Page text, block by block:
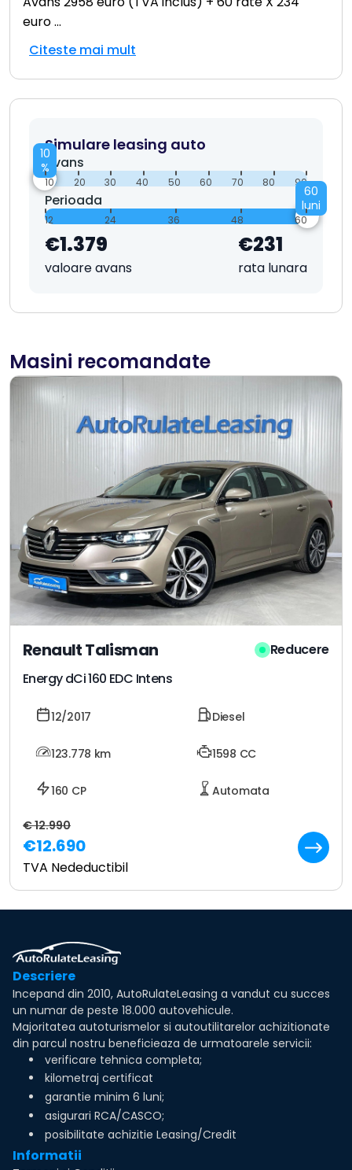
euro...
Citeste mai mult
Simulare leasing auto
Avans
10
%
10 20 30 40 50 60 70 80 90
Perioada
60
luni
12 24 36 48 60
€1.379
valoare avans
€231
rata lunara
Masini recomandate
Renault Talisman
Energy dCi 160 EDC Intens
Reducere
12/2017 Diesel
123.778 km 1598 CC
160 CP Automata
€ 12.990
€12.690
TVA Nedeductibil
Descriere
Incepand din 2010, AutoRulateLeasing a vandut cu succes
un numar de peste 18.000 autovehicule.
Majoritatea autoturismelor si autoutilitarelor achizitionate
din parcul nostru beneficieaza de urmatoarele servicii:
verificare tehnica completa;
kilometraj certificat
garantie minim 6 luni;
asigurari RCA/CASCO;
posibilitate achizitie Leasing/Credit
Informatii